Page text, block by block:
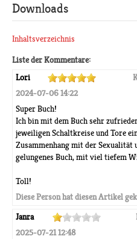
Downloads
Inhaltsverzeichnis
Liste der Kommentare:
Lori
2024-07-06 14:22
Super Buch!
Ich bin mit dem Buch sehr
jeweiligen Schaltkreise und Tore
Zusammenhang mit der Sexualität
gelungenes Buch, mit viel tiefem
Toll!
Diese Person hat diesen Artikel
Janra
2025-07-21 12:48